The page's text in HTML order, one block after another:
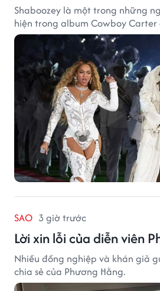
Shaboozey là một trong những
hiện trong album Cowboy Carter
SAO 3 giờ trước
Lời xin lỗi của diễn viên
Nhiều đồng nghiệp và khán giả
chia sẻ của Phương Hằng.